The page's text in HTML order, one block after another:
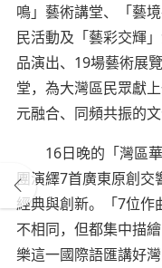
鳴」藝術講堂、「藝
民活動及「藝彩交輝
品演出、19場藝術展
堂，為大灣區民眾獻
元融合、同頻共振的文
16日晚的「灣區華
團演繹7首廣東原創交
經典與創新。「7位作
不相同，但都集中描
樂這一國際語匯講好